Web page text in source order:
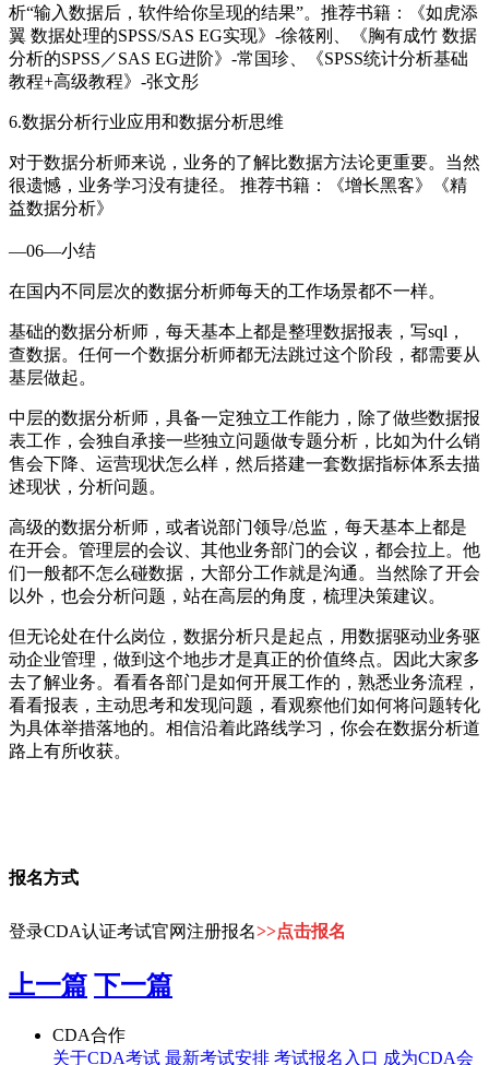
析“输入数据后，软件给你呈现的结果”。推荐书籍：《如虎添
翼 数据处理的SPSS/SAS EG实现》-徐筱刚、《胸有成竹 数据
分析的SPSS／SAS EG进阶》-常国珍、《SPSS统计分析基础
教程+高级教程》-张文彤
6.数据分析行业应用和数据分析思维
对于数据分析师来说，业务的了解比数据方法论更重要。当然
很遗憾，业务学习没有捷径。 推荐书籍：《增长黑客》《精
益数据分析》
—06—小结
在国内不同层次的数据分析师每天的工作场景都不一样。
基础的数据分析师，每天基本上都是整理数据报表，写sql，
查数据。任何一个数据分析师都无法跳过这个阶段，都需要从
基层做起。
中层的数据分析师，具备一定独立工作能力，除了做些数据报
表工作，会独自承接一些独立问题做专题分析，比如为什么销
售会下降、运营现状怎么样，然后搭建一套数据指标体系去描
述现状，分析问题。
高级的数据分析师，或者说部门领导/总监，每天基本上都是
在开会。管理层的会议、其他业务部门的会议，都会拉上。他
们一般都不怎么碰数据，大部分工作就是沟通。当然除了开会
以外，也会分析问题，站在高层的角度，梳理决策建议。
但无论处在什么岗位，数据分析只是起点，用数据驱动业务驱
动企业管理，做到这个地步才是真正的价值终点。因此大家多
去了解业务。看看各部门是如何开展工作的，熟悉业务流程，
看看报表，主动思考和发现问题，看观察他们如何将问题转化
为具体举措落地的。相信沿着此路线学习，你会在数据分析道
路上有所收获。
报名方式
登录CDA认证考试官网注册报名>>点击报名
上一篇 下一篇
CDA合作
关于CDA考试 最新考试安排 考试报名入口 成为CDA会